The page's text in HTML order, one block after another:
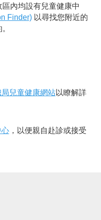
內均設有兒童健康中
Finder) 以尋找您附近的
兒童健康網站以瞭解詳
心，以便親自赴診或接受